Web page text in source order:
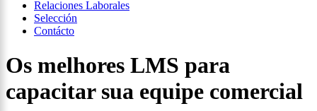
Relaciones Laborales
Selección
Contácto
Os melhores LMS para
capacitar sua equipe comercial